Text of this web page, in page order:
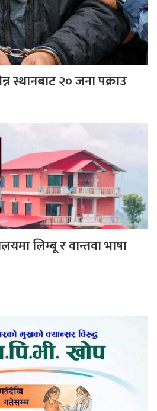
स्थानबाट २० जना पक्राउ
लिम्बू र वान्तवा भाषा